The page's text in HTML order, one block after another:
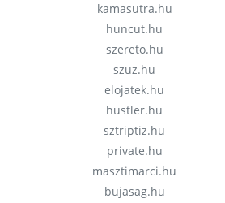
kamasutra.hu
huncut.hu
szereto.hu
szuz.hu
elojatek.hu
hustler.hu
sztriptiz.hu
private.hu
masztimarci.hu
bujasag.hu